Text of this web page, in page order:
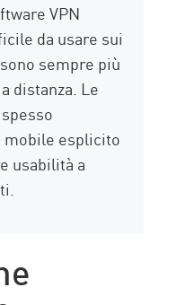
VPN
da usare sui
sempre più
distanza. Le
mobile esplicito
usabilità a